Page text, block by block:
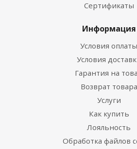
Сертификаты
Информация
Условия оплаты
Условия
Гарантия на
Возврат товара
Услуги
Как купить
Лояльность
Обработка файлов